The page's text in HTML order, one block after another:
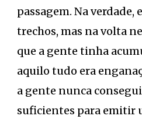
passagem. Na verdade,
trechos, mas na volta
que a gente tinha
aquilo tudo era
a gente nunca
suficientes para emitir